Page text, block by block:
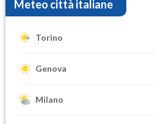
Meteo città italiane
Torino
Genova
Milano